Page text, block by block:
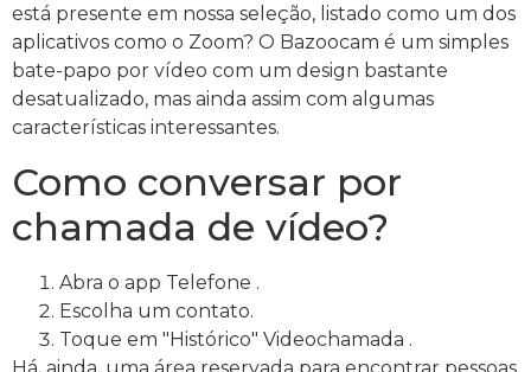
está presente em nossa seleção, listado como um dos
aplicativos como o Zoom? O Bazoocam é um simples
bate-papo por vídeo com um design bastante
desatualizado, mas ainda assim com algumas
características interessantes.
Como conversar por
chamada de vídeo?
Abra o app Telefone .
Escolha um contato.
Toque em "Histórico" Videochamada .